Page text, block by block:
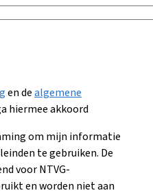
en dealgemene
hiermee akkoord
om mijn informatie
te gebruiken. De
voor NTVG-
en worden niet aan